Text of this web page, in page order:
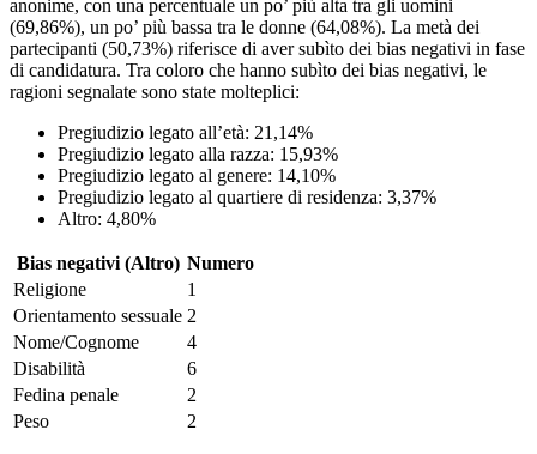
anonime, con una percentuale un po’ più alta tra gli uomini
(69,86%), un po’ più bassa tra le donne (64,08%). La metà dei
partecipanti (50,73%) riferisce di aver subìto dei bias negativi in fase
di candidatura. Tra coloro che hanno subìto dei bias negativi, le
ragioni segnalate sono state molteplici:
Pregiudizio legato all’età: 21,14%
Pregiudizio legato alla razza: 15,93%
Pregiudizio legato al genere: 14,10%
Pregiudizio legato al quartiere di residenza: 3,37%
Altro: 4,80%
Bias negativi (Altro) Numero
Religione
1
Orientamento sessuale 2
Nome/Cognome
4
Disabilità
6
Fedina penale
2
Peso
2